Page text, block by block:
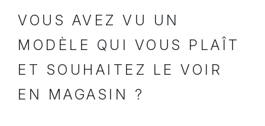
VOUS AVEZ VU UN
MODÈLE QUI VOUS PLAÎT
ET SOUHAITEZ LE VOIR
EN MAGASIN ?